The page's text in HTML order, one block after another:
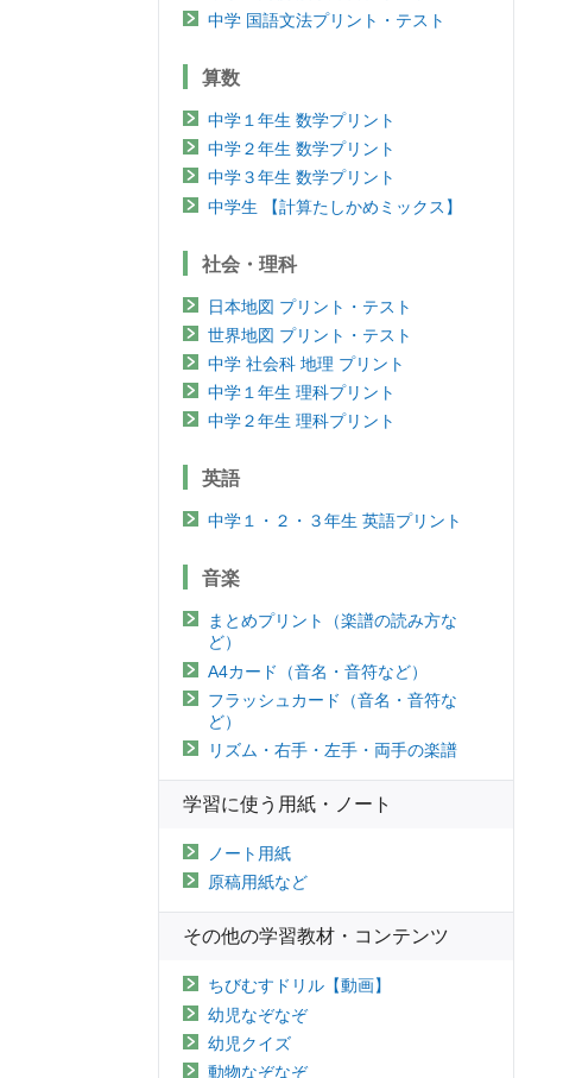
中学 国語文法プリント・テスト
算数
中学１年生 数学プリント
中学２年生 数学プリント
中学３年生 数学プリント
中学生 【計算たしかめミックス】
社会・理科
日本地図 プリント・テスト
世界地図 プリント・テスト
中学 社会科 地理 プリント
中学１年生 理科プリント
中学２年生 理科プリント
英語
中学１・２・３年生 英語プリント
音楽
まとめプリント（楽譜の読み方な
ど）
A4カード（音名・音符など）
フラッシュカード（音名・音符な
ど）
リズム・右手・左手・両手の楽譜
学習に使う用紙・ノート
ノート用紙
原稿用紙など
その他の学習教材・コンテンツ
ちびむすドリル【動画】
幼児なぞなぞ
幼児クイズ
動物なぞなぞ